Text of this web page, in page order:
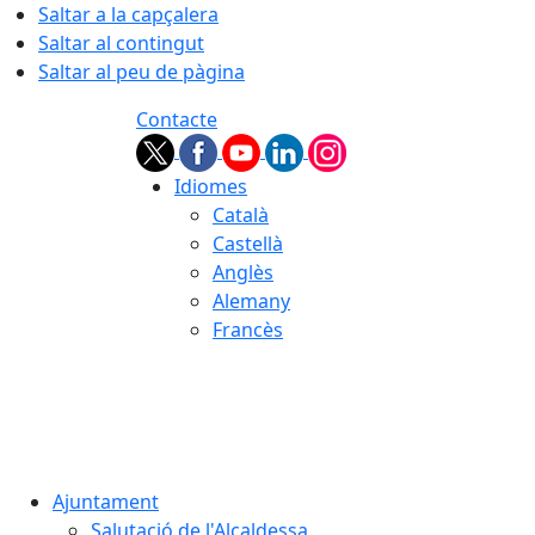
Saltar a la capçalera
Saltar al contingut
Saltar al peu de pàgina
Contacte
Idiomes
Català
Castellà
Anglès
Alemany
Francès
Ajuntament